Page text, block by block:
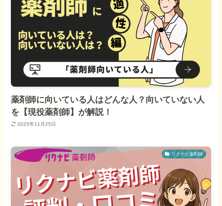
薬剤師に向いている人はどんな人？向いていない人
を【現役薬剤師】が解説！
2025年11月25日
リクナビ薬剤師